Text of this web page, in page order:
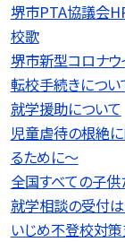
堺市PTA協議会
校歌
堺市新型コロナ
転校手続きについ
就学援助について
児童虐待の根絶
るために〜
全国すべての子供
就学相談の受付は
いじめ不登校対